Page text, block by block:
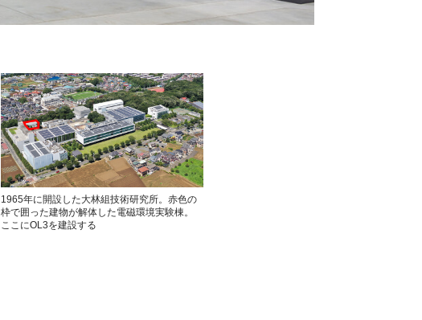
1965年に開設した大林組技術研究所。赤色の
枠で囲った建物が解体した電磁環境実験棟。
ここにOL3を建設する